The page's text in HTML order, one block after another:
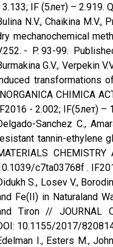
3.133; IF (5лет) – 2.919.
N.V., Chaikina
mechanochemical
- P. 93-99.
G.V., Verpekin
transformations
CHIMICA
- 2.002; IF(5лет) –
Sanchez C.,
tannin-ethylene
c7ta03768f .
S., Losev V.,
Fe(II) in Naturaland
Tiron // JOURNAL
10.1155/2017/
I., Esters M.,